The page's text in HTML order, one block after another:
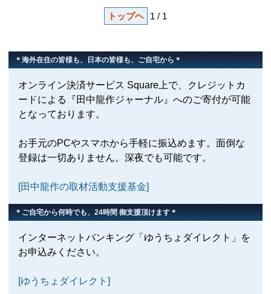
トップヘ 1 / 1
＊海外在住の皆様も、日本の皆様も、ご自宅から＊
オンライン決済サービス Square上で、クレジットカ
ードによる『田中龍作ジャーナル』へのご寄付が可能
となっております。
お手元のPCやスマホから手軽に振込めます。面倒な
登録は一切ありません。深夜でも可能です。
[田中龍作の取材活動支援基金]
＊ご自宅から何時でも、24時間 御支援頂けます＊
インターネットバンキング「ゆうちょダイレクト」を
お申込みください。
[ゆうちょダイレクト]